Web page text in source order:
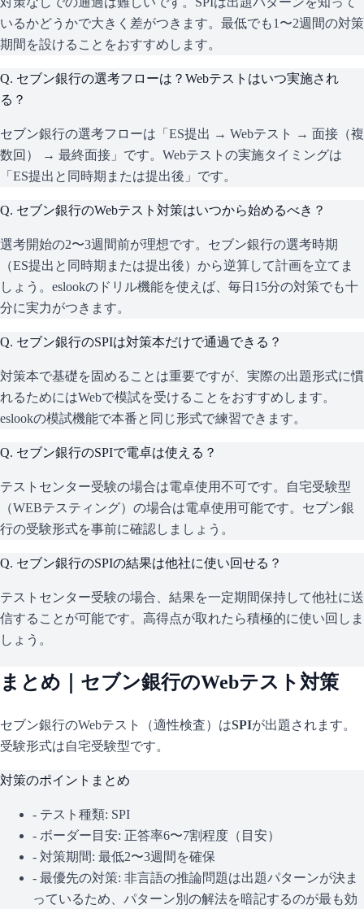
いるかどうかで大きく差がつきます。最低でも1〜2週間の対策
期間を設けることをおすすめします。
Q. セブン銀行の選考フローは？Webテストはいつ実施され
る？
セブン銀行の選考フローは「ES提出 → Webテスト → 面接（複
数回） → 最終面接」です。Webテストの実施タイミングは
「ES提出と同時期または提出後」です。
Q. セブン銀行のWebテスト対策はいつから始めるべき？
選考開始の2〜3週間前が理想です。セブン銀行の選考時期
（ES提出と同時期または提出後）から逆算して計画を立てま
しょう。eslookのドリル機能を使えば、毎日15分の対策でも十
分に実力がつきます。
Q. セブン銀行のSPIは対策本だけで通過できる？
対策本で基礎を固めることは重要ですが、実際の出題形式に慣
れるためにはWebで模試を受けることをおすすめします。
eslookの模試機能で本番と同じ形式で練習できます。
Q. セブン銀行のSPIで電卓は使える？
テストセンター受験の場合は電卓使用不可です。自宅受験型
（WEBテスティング）の場合は電卓使用可能です。セブン銀
行の受験形式を事前に確認しましょう。
Q. セブン銀行のSPIの結果は他社に使い回せる？
テストセンター受験の場合、結果を一定期間保持して他社に送
信することが可能です。高得点が取れたら積極的に使い回しま
しょう。
まとめ｜ セブン銀行のWebテスト対策
セブン銀行のWebテスト（適性検査）はSPIが出題されます。
受験形式は自宅受験型です。
対策のポイントまとめ
- テスト種類: SPI
- ボーダー目安: 正答率6〜7割程度（目安）
- 対策期間: 最低2〜3週間を確保
- 最優先の対策: 非言語の推論問題は出題パターンが決ま
っているため、パターン別の解法を暗記するのが最も効